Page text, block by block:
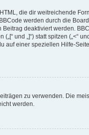
die dir weitreichende
werden durch die
deaktiviert werden.
und „]“) statt spitzen („<“
auf einer speziellen Hilfe-
zu verwenden. Die
werden.